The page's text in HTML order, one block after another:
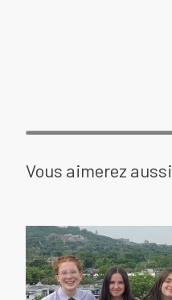
Vous aimerez aussi